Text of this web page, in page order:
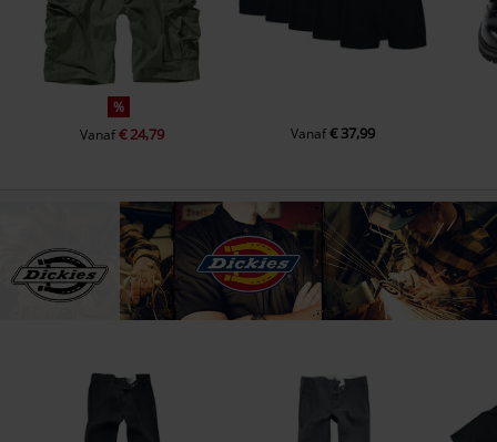
%
Vanaf€ 24,79 Vanaf€ 37,99